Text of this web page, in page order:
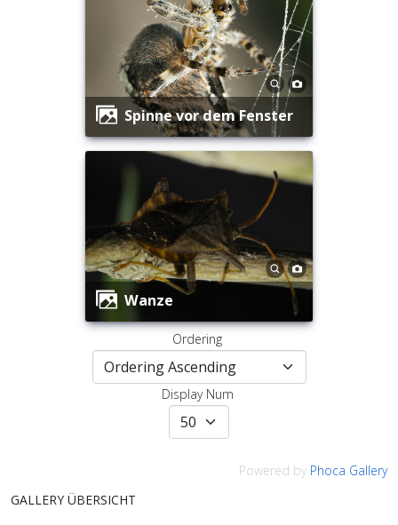
Spinne vor dem Fenster
Wanze
Ordering
Display Num
Powered by Phoca Gallery
GALLERY ÜBERSICHT